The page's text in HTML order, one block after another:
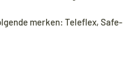
merken: Teleflex, Safe-